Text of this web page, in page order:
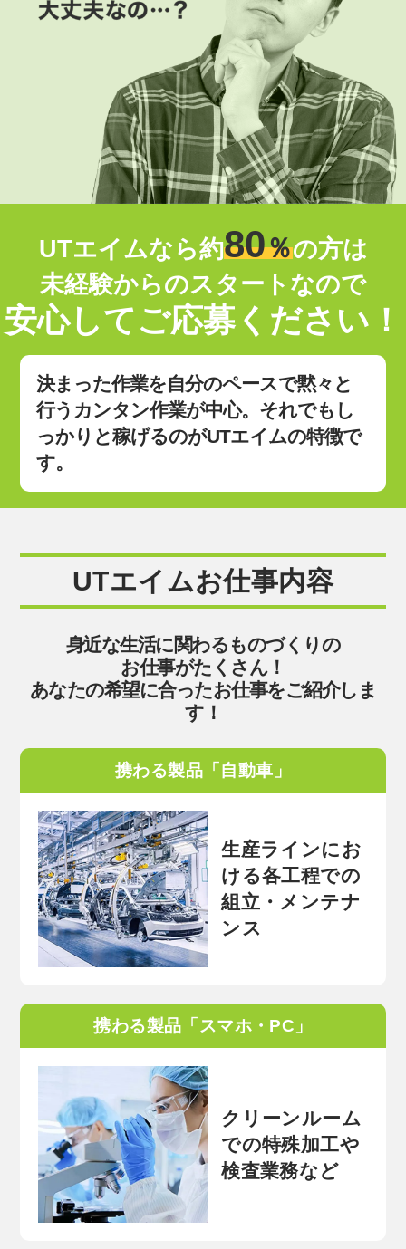
UTエイムなら約80％の方は
未経験からのスタートなので
安心してご応募ください！
決まった作業を自分のペースで黙々と
行うカンタン作業が中心。それでもし
っかりと稼げるのがUTエイムの特徴で
す。
UTエイムお仕事内容
身近な生活に関わるものづくりの
お仕事がたくさん！
あなたの希望に合ったお仕事をご紹介しま
す！
携わる製品「自動車」
生産ラインにお
ける各工程での
組立・メンテナ
ンス
携わる製品「スマホ・PC」
クリーンルーム
での特殊加工や
検査業務など